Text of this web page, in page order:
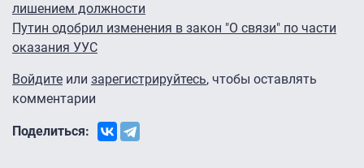
лишением должности
Путин одобрил изменения в закон "О связи" по части
оказания УУС
Войдите или зарегистрируйтесь, чтобы оставлять
комментарии
Поделиться: